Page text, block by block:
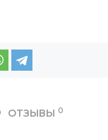
ОТЗЫВЫ 0